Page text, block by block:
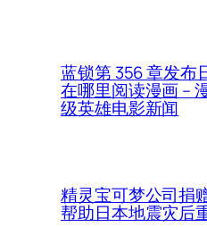
蓝锁第 356 章发布
在哪里阅读漫画 –
级英雄电影新闻
精灵宝可梦公司捐
帮助日本地震灾后